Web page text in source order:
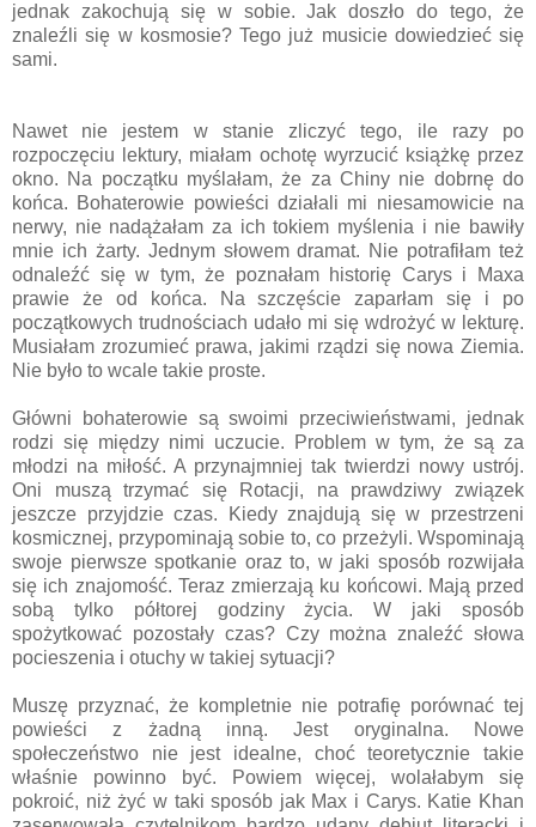
jednak zakochują się w sobie. Jak doszło do tego, że
znaleźli się w kosmosie? Tego już musicie dowiedzieć się
sami.
Nawet nie jestem w stanie zliczyć tego, ile razy po
rozpoczęciu lektury, miałam ochotę wyrzucić książkę przez
okno. Na początku myślałam, że za Chiny nie dobrnę do
końca. Bohaterowie powieści działali mi niesamowicie na
nerwy, nie nadążałam za ich tokiem myślenia i nie bawiły
mnie ich żarty. Jednym słowem dramat. Nie potrafiłam też
odnaleźć się w tym, że poznałam historię Carys i Maxa
prawie że od końca. Na szczęście zaparłam się i po
początkowych trudnościach udało mi się wdrożyć w lekturę.
Musiałam zrozumieć prawa, jakimi rządzi się nowa Ziemia.
Nie było to wcale takie proste.
Główni bohaterowie są swoimi przeciwieństwami, jednak
rodzi się między nimi uczucie. Problem w tym, że są za
młodzi na miłość. A przynajmniej tak twierdzi nowy ustrój.
Oni muszą trzymać się Rotacji, na prawdziwy związek
jeszcze przyjdzie czas. Kiedy znajdują się w przestrzeni
kosmicznej, przypominają sobie to, co przeżyli. Wspominają
swoje pierwsze spotkanie oraz to, w jaki sposób rozwijała
się ich znajomość. Teraz zmierzają ku końcowi. Mają przed
sobą tylko półtorej godziny życia. W jaki sposób
spożytkować pozostały czas? Czy można znaleźć słowa
pocieszenia i otuchy w takiej sytuacji?
Muszę przyznać, że kompletnie nie potrafię porównać tej
powieści z żadną inną. Jest oryginalna. Nowe
społeczeństwo nie jest idealne, choć teoretycznie takie
właśnie powinno być. Powiem więcej, wolałabym się
pokroić, niż żyć w taki sposób jak Max i Carys. Katie Khan